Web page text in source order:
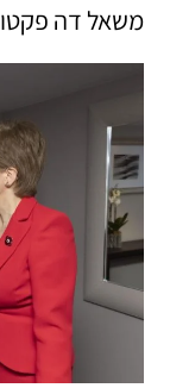
משאל דה פקטו